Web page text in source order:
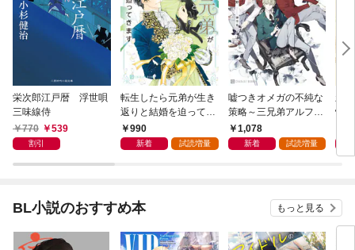
栄次郎江戸暦 浮世唄
三味線侍
770
539
割引
転生したら元弟が生き
返りと結婚を迫ってき
ます【電子書籍限定
版】
990
新着 試読増量
嘘つきオメガの不純な
策略～三兄弟アルファ
と箱庭の恋～【電子書
籍限定版】
1,078
新着 試読増量
新
情
BL小説のおすすめ本 もっと見る